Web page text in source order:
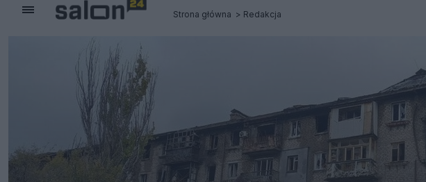
Strona główna Redakcja